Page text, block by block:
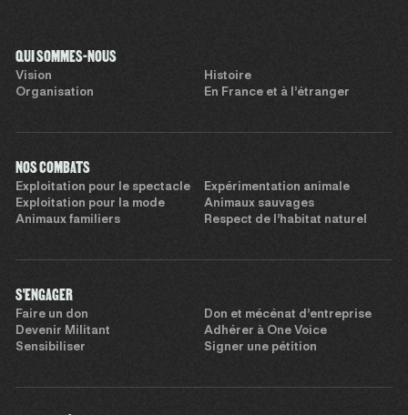
QUI SOMMES-NOUS
Vision
Histoire
Organisation
En France et à l’étranger
NOS COMBATS
Exploitation pour le spectacle
Expérimentation animale
Exploitation pour la mode
Animaux sauvages
Animaux familiers
Respect de l’habitat naturel
S'ENGAGER
Faire un don
Don et mécénat d’entreprise
Devenir Militant
Adhérer à One Voice
Sensibiliser
Signer une pétition